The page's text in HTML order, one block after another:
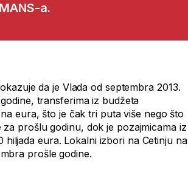
a.
da je Vlada od septembra 2013.
transferima iz budžeta
eura, što je čak tri puta više nego što
prošlu godinu, dok je pozajmicama iz
eura. Lokalni izbori na Cetinju na
prošle godine.